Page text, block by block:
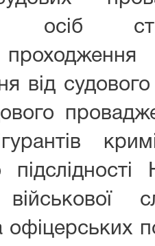
осіб
проходження
від
військової
офіцерських